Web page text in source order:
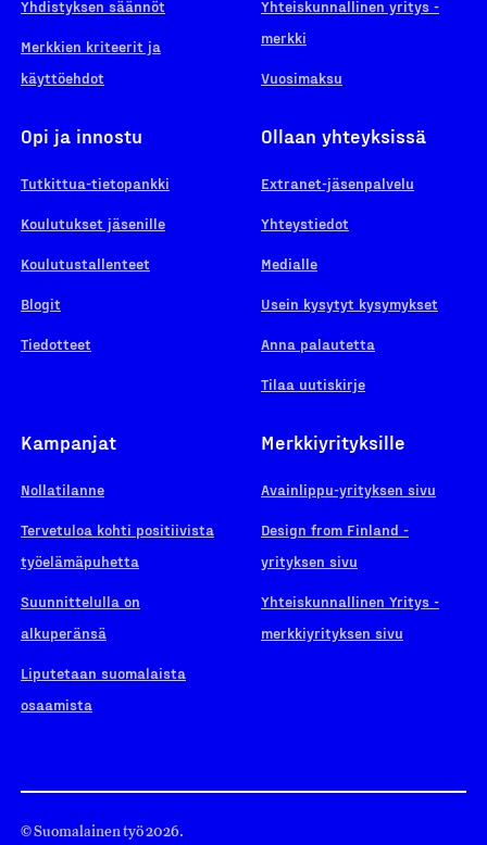
Yhdistyksen säännöt
Merkkien kriteerit ja
käyttöehdot
Yhteiskunnallinen yritys -
merkki
Vuosimaksu
Opi ja innostu
Tutkittua-tietopankki
Koulutukset jäsenille
Koulutustallenteet
Blogit
Tiedotteet
Ollaan yhteyksissä
Extranet-jäsenpalvelu
Yhteystiedot
Medialle
Usein kysytyt kysymykset
Anna palautetta
Tilaa uutiskirje
Kampanjat
Nollatilanne
Tervetuloa kohti positiivista
työelämäpuhetta
Suunnittelulla on
alkuperänsä
Liputetaan suomalaista
osaamista
Merkkiyrityksille
Avainlippu-yrityksen sivu
Design from Finland -
yrityksen sivu
Yhteiskunnallinen Yritys -
merkkiyrityksen sivu
© Suomalainen työ 2026.